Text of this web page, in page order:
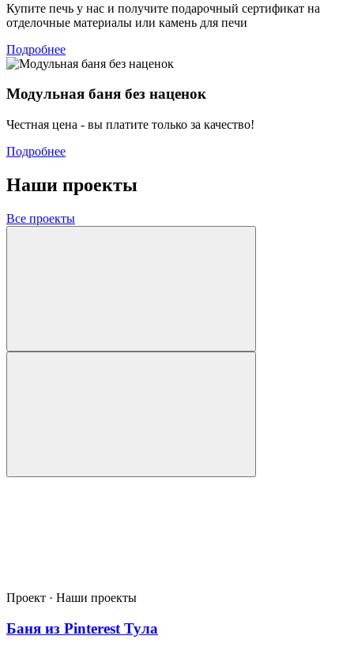
Купите печь у нас и получите подарочный сертификат на
отделочные материалы или камень для печи
Подробнее
Модульная баня без наценок
Честная цена - вы платите только за качество!
Подробнее
Наши проекты
Все проекты
Проект · Наши проекты
Баня из Pinterest Тула